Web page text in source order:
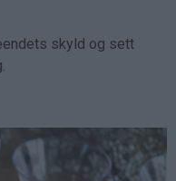
skyld og sett